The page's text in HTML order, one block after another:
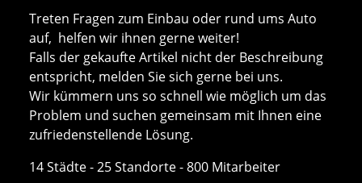
Treten Fragen zum Einbau oder rund ums Auto
auf, helfen wir ihnen gerne weiter!
Falls der gekaufte Artikel nicht der Beschreibung
entspricht, melden Sie sich gerne bei uns.
Wir kümmern uns so schnell wie möglich um das
Problem und suchen gemeinsam mit Ihnen eine
zufriedenstellende Lösung.
14 Städte - 25 Standorte - 800 Mitarbeiter